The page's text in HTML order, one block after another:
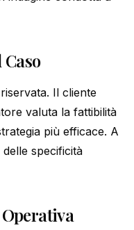
Il cliente
valuta la fattibilità
più efficace. A
specificità